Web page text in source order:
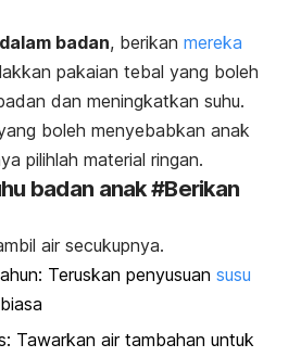
badan, berikan mereka
pakaian tebal yang boleh
dan meningkatkan suhu.
boleh menyebabkan anak
pilihlah material ringan.
badan anak #Berikan
air secukupnya.
Teruskan penyusuan susu
Tawarkan air tambahan untuk